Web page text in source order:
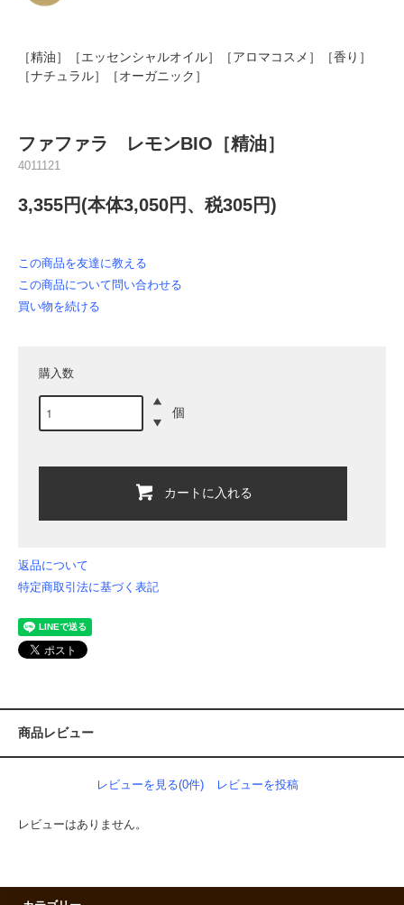
［精油］［エッセンシャルオイル］［アロマコスメ］［香り］
［ナチュラル］［オーガニック］
ファファラ レモンBIO［精油］
4011121
3,355円(本体3,050円、税305円)
この商品を友達に教える
この商品について問い合わせる
買い物を続ける
購入数
個
カートに入れる
返品について
特定商取引法に基づく表記
商品レビュー
レビューを見る(0件) レビューを投稿
レビューはありません。